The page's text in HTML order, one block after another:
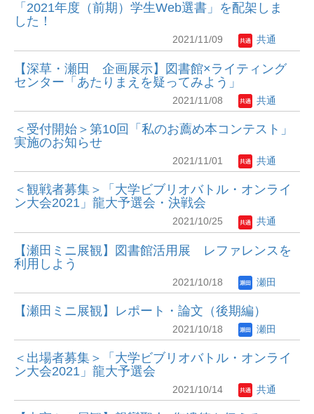
「2021年度（前期）学生Web選書」を配架しま
した！
2021/11/09 共通
【深草・瀬田 企画展示】図書館×ライティング
センター「あたりまえを疑ってみよう」
2021/11/08 共通
＜受付開始＞第10回「私のお薦め本コンテスト」
実施のお知らせ
2021/11/01 共通
＜観戦者募集＞「大学ビブリオバトル・オンライ
ン大会2021」龍大予選会・決戦会
2021/10/25 共通
【瀬田ミニ展観】図書館活用展 レファレンスを
利用しよう
2021/10/18 瀬田
【瀬田ミニ展観】レポート・論文（後期編）
2021/10/18 瀬田
＜出場者募集＞「大学ビブリオバトル・オンライ
ン大会2021」龍大予選会
2021/10/14 共通